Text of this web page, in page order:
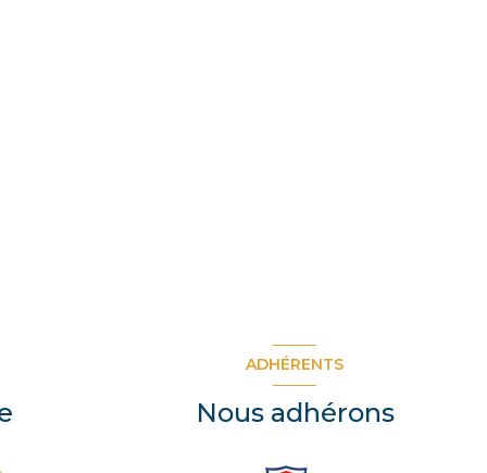
ADHÉRENTS
Nous adhérons